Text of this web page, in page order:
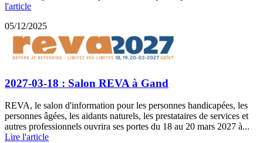
l'article
05/12/2025
2027-03-18 : Salon REVA à Gand
REVA, le salon d'information pour les personnes handicapées, les
personnes âgées, les aidants naturels, les prestataires de services et
autres professionnels ouvrira ses portes du 18 au 20 mars 2027 à...
Lire l'article